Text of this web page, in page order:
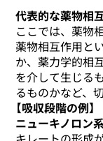
代表的な薬物相
ここでは、薬物
薬物相互作用と
か、薬力学的相
を介して生じる
るものかなど、
【吸収段階の例】
ニューキノロン